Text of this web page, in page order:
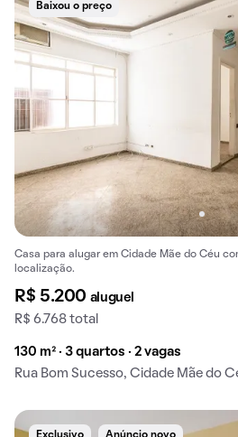
Baixou o preço
Casa para alugar em Cidade Mãe do Céu
localização.
R$ 5.200 aluguel
R$ 6.768 total
130 m² · 3 quartos · 2 vagas
Rua Bom Sucesso, Cidade Mãe do